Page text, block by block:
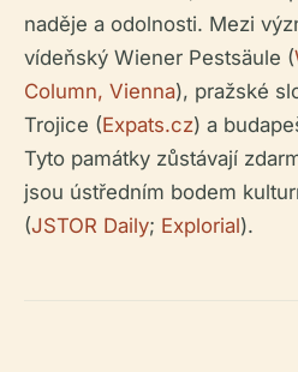
naděje a odolnosti. Mezi
vídeňský Wiener Pestsäule (
Column, Vienna), pražské
Trojice (Expats.cz) a
Tyto památky zůstávají
jsou ústředním bodem
(JSTOR Daily; Explorial).